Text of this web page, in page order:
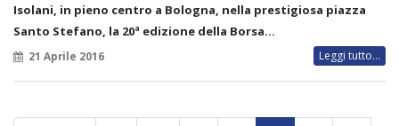
Isolani, in pieno centro a Bologna, nella prestigiosa piazza
Santo Stefano, la 20ª edizione della Borsa…
21 Aprile 2016 Leggi tutto...